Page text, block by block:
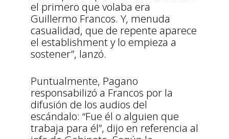
el primero que volaba era
Guillermo Francos. Y, menuda
casualidad, que de repente aparece
el establishment y lo empieza a
sostener”, lanzó.
Puntualmente, Pagano
responsabilizó a Francos por la
difusión de los audios del
escándalo: “Fue él o alguien que
trabaja para él”, dijo en referencia al